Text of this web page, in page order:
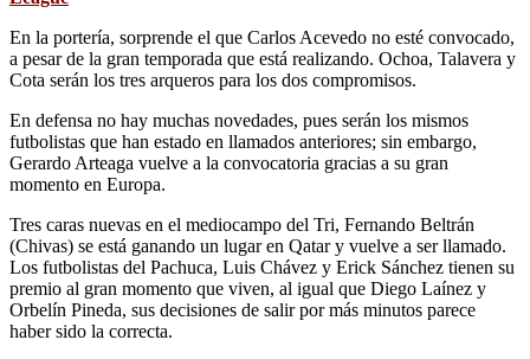
En la portería, sorprende el que Carlos Acevedo no esté convocado,
a pesar de la gran temporada que está realizando. Ochoa, Talavera y
Cota serán los tres arqueros para los dos compromisos.
En defensa no hay muchas novedades, pues serán los mismos
futbolistas que han estado en llamados anteriores; sin embargo,
Gerardo Arteaga vuelve a la convocatoria gracias a su gran
momento en Europa.
Tres caras nuevas en el mediocampo del Tri, Fernando Beltrán
(Chivas) se está ganando un lugar en Qatar y vuelve a ser llamado.
Los futbolistas del Pachuca, Luis Chávez y Erick Sánchez tienen su
premio al gran momento que viven, al igual que Diego Laínez y
Orbelín Pineda, sus decisiones de salir por más minutos parece
haber sido la correcta.